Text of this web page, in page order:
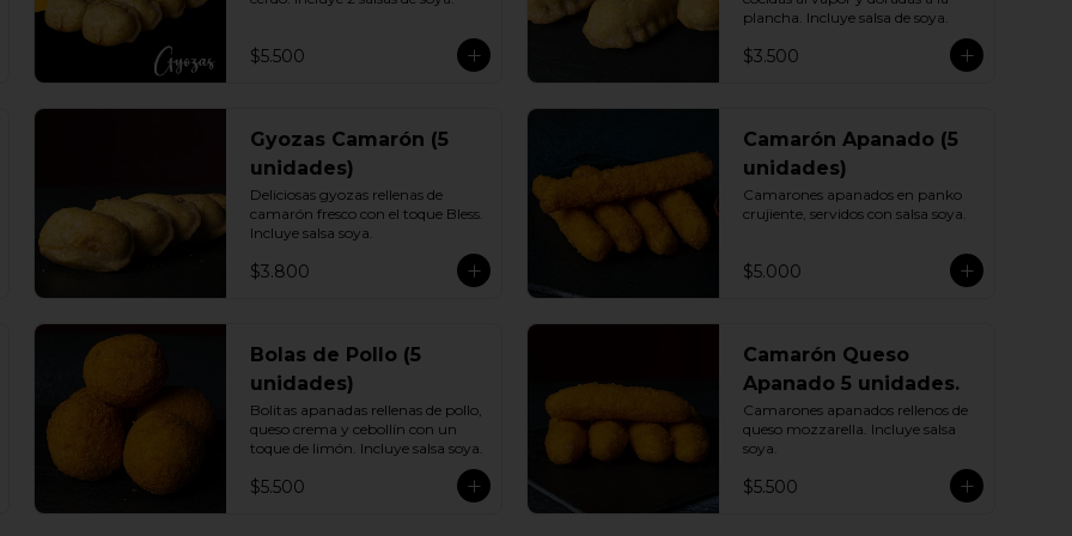
$5.500
plancha. Incluye salsa de soya.
$3.500
Gyozas Camarón (5
unidades)
Deliciosas gyozas rellenas de
camarón fresco con el toque Bless.
Incluye salsa soya.
$3.800
Camarón Apanado (5
unidades)
Camarones apanados en panko
crujiente, servidos con salsa soya.
$5.000
Bolas de Pollo (5
unidades)
Bolitas apanadas rellenas de pollo,
queso crema y cebollín con un
toque de limón. Incluye salsa soya.
$5.500
Camarón Queso
Apanado 5 unidades.
Camarones apanados rellenos de
queso mozzarella. Incluye salsa
soya.
$5.500